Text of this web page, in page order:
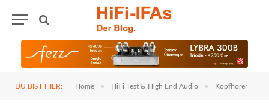
DU BIST HIER: Home » HiFi Test & High End Audio » Kopfhörer